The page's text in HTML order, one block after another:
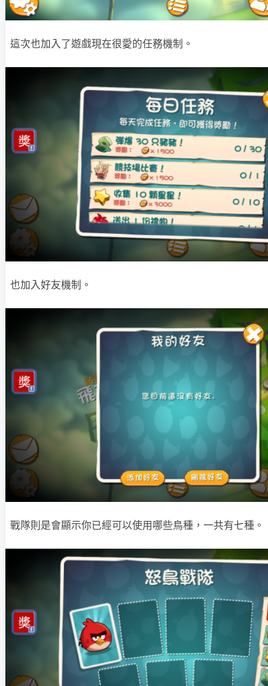
這次也加入了遊戲現在很愛的任務機制。
也加入好友機制。
戰隊則是會顯示你已經可以使用哪些鳥種，一共有七種。